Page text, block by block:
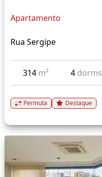
Apartamento
Rua Sergipe
314 m² 4 dorms
Permuta Destaque